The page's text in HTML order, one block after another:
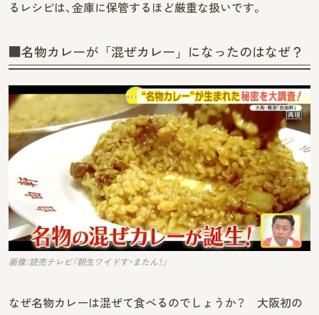
るレシピは、金庫に保管するほど厳重な扱いです。
■名物カレーが「混ぜカレー」になったのはなぜ？
画像：読売テレビ『朝生ワイドす・またん！』
なぜ名物カレーは混ぜて食べるのでしょうか？ 大阪初の